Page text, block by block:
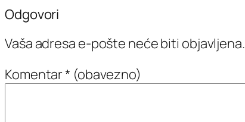
Odgovori
Vaša adresa e-pošte neće biti objavljena.
Komentar* (obavezno)